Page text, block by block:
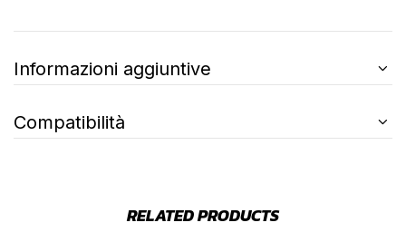
Informazioni aggiuntive
Compatibilità
RELATED PRODUCTS